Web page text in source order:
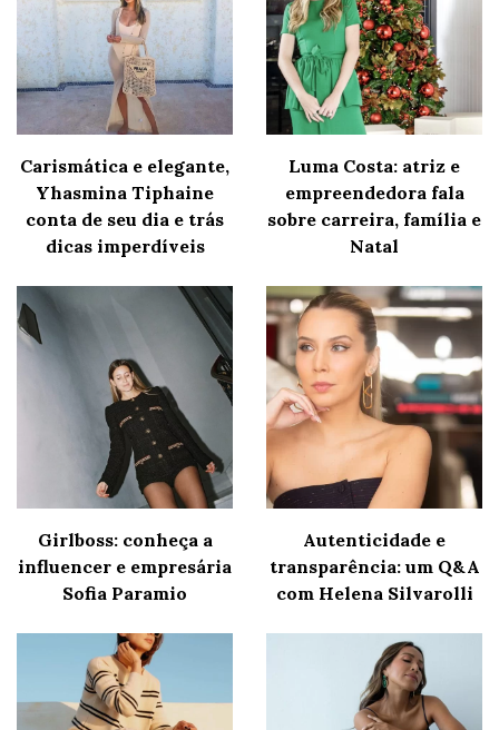
Carismática e elegante,
Yhasmina Tiphaine
conta de seu dia e trás
dicas imperdíveis
Luma Costa: atriz e
empreendedora fala
sobre carreira, família e
Natal
Girlboss: conheça a
influencer e empresária
Sofia Paramio
Autenticidade e
transparência: um Q&A
com Helena Silvarolli